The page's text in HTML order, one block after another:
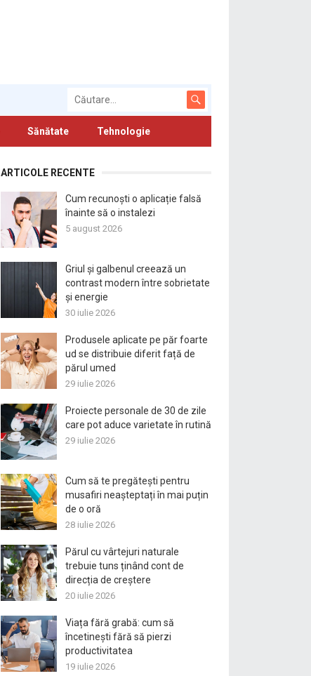
Sănătate Tehnologie
ARTICOLE RECENTE
Cum recunoști o aplicație falsă
înainte să o instalezi
5 august 2026
Griul și galbenul creează un
contrast modern între sobrietate
și energie
30 iulie 2026
Produsele aplicate pe păr foarte
ud se distribuie diferit față de
părul umed
29 iulie 2026
Proiecte personale de 30 de zile
care pot aduce varietate în rutină
29 iulie 2026
Cum să te pregătești pentru
musafiri neașteptați în mai puțin
de o oră
28 iulie 2026
Părul cu vârtejuri naturale
trebuie tuns ținând cont de
direcția de creștere
20 iulie 2026
Viața fără grabă: cum să
încetinești fără să pierzi
productivitatea
19 iulie 2026